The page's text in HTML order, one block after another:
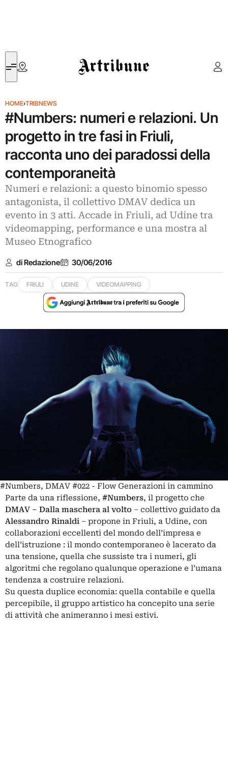
Artribune
HOME›TRIBNEWS
#Numbers: numeri e relazioni. Un
progetto in tre fasi in Friuli,
racconta uno dei paradossi della
contemporaneità
Numeri e relazioni: a questo binomio spesso
antagonista, il collettivo DMAV dedica un
evento in 3 atti. Accade in Friuli, ad Udine tra
videomapping, performance e una mostra al
Museo Etnografico
di Redazione 30/06/2016
TAG FRIULI UDINE VIDEOMAPPING
#Numbers, DMAV #022 - Flow Generazioni in cammino
Parte da una riflessione, #Numbers, il progetto che
DMAV – Dalla maschera al volto – collettivo guidato da
Alessandro Rinaldi – propone in Friuli, a Udine, con
collaborazioni eccellenti del mondo dell’impresa e
dell’istruzione : il mondo contemporaneo è lacerato da
una tensione, quella che sussiste tra i numeri, gli
algoritmi che regolano qualunque operazione e l’umana
tendenza a costruire relazioni.
Su questa duplice economia: quella contabile e quella
percepibile, il gruppo artistico ha concepito una serie
di attività che animeranno i mesi estivi.